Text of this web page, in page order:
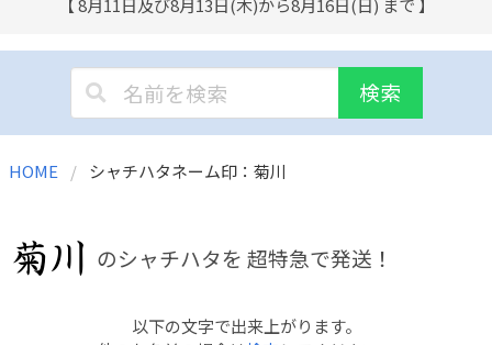
【 8月11日及び8月13日(木)から8月16日(日) まで 】
検索
HOME シャチハタネーム印：菊川
のシャチハタを 超特急で発送！
以下の文字で出来上がります。